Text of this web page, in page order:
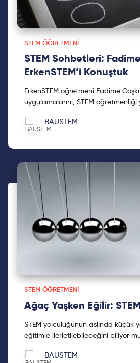
STEM ÖĞRETMENI
STEM Sohbetleri:
ErkenSTEM’i Konuştuk
ErkenSTEM öğretmeni Fadime
uygulamalarını, STEM
BAUSTEM
STEM ÖĞRETMENI
Ağaç Yaşken Eğilir:
STEM yolculuğunun aslında küçük
eğitimle ilerletilebileceğini biliyor
BAUSTEM